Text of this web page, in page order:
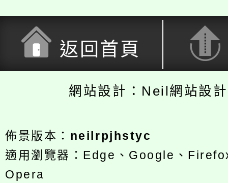
返回首頁
網站設計：Neil網站設
佈景版本： neilrpjhstyc
適用瀏覽器：Edge、Google、
Opera